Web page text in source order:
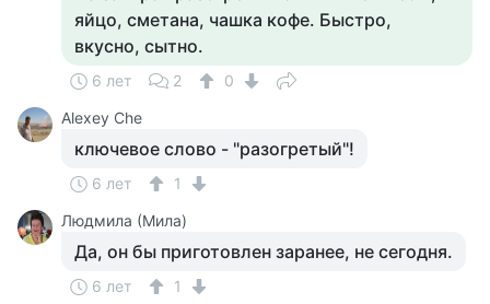
яйцо, сметана, чашка кофе. Быстро,
вкусно, сытно.
6 лет 2
0
Alexey Che
ключевое слово - "разогретый"!
6 лет
1
Людмила (Мила)
Да, он бы приготовлен заранее, не сегодня.
6 лет 1